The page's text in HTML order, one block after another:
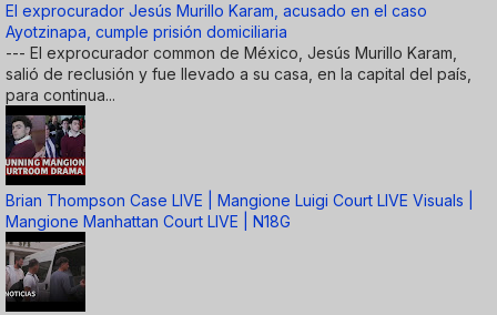
El exprocurador Jesús Murillo Karam, acusado en el caso
Ayotzinapa, cumple prisión domiciliaria
--- El exprocurador common de México, Jesús Murillo Karam,
salió de reclusión y fue llevado a su casa, en la capital del país,
para continua...
Brian Thompson Case LIVE | Mangione Luigi Court LIVE Visuals |
Mangione Manhattan Court LIVE | N18G